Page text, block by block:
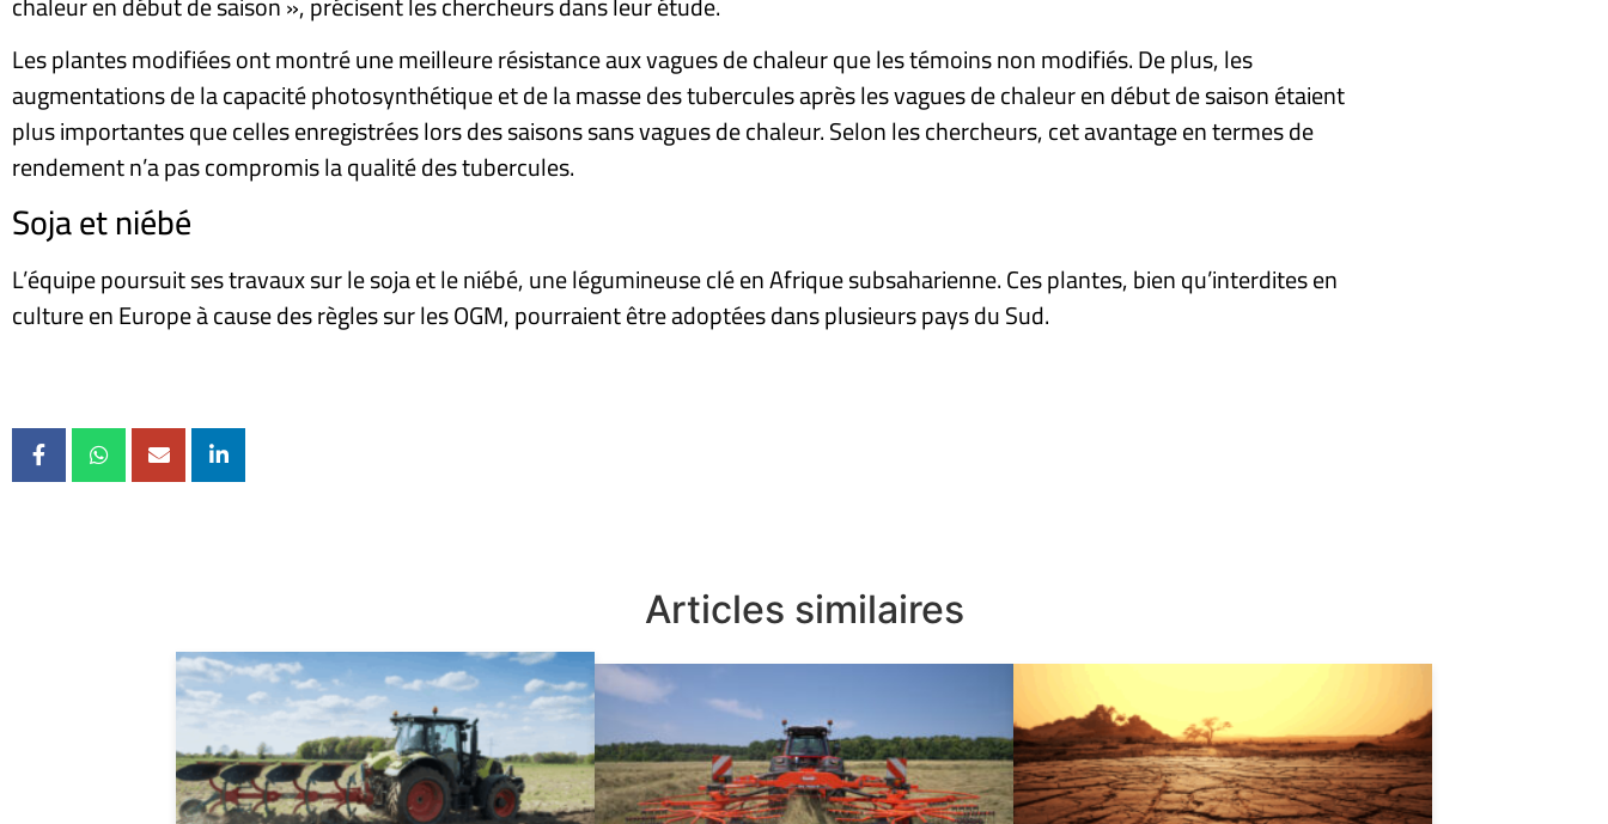
Les plantes modifiées ont montré une meilleure résistance aux vagues de chaleur que les témoins non modifiés. De plus, les
augmentations de la capacité photosynthétique et de la masse des tubercules après les vagues de chaleur en début de saison étaient
plus importantes que celles enregistrées lors des saisons sans vagues de chaleur. Selon les chercheurs, cet avantage en termes de
rendement n’a pas compromis la qualité des tubercules.
Soja et niébé
L’équipe poursuit ses travaux sur le soja et le niébé, une légumineuse clé en Afrique subsaharienne. Ces plantes, bien qu’interdites en
culture en Europe à cause des règles sur les OGM, pourraient être adoptées dans plusieurs pays du Sud.
Articles similaires